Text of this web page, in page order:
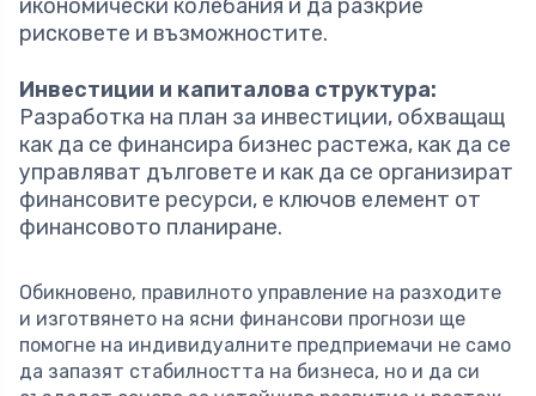
икономически колебания и да разкрие
рисковете и възможностите.
Инвестиции и капиталова структура:
Разработка на план за инвестиции, обхващащ
как да се финансира бизнес растежа, как да се
управляват дълговете и как да се организират
финансовите ресурси, е ключов елемент от
финансовото планиране.
Обикновено, правилното управление на разходите
и изготвянето на ясни финансови прогнози ще
помогне на индивидуалните предприемачи не само
да запазят стабилността на бизнеса, но и да си